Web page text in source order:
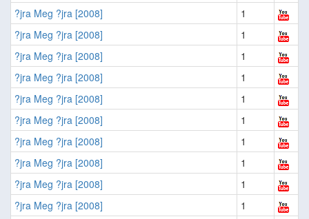
?jra Meg ?jra [2008]
1
?jra Meg ?jra [2008]
1
?jra Meg ?jra [2008]
1
?jra Meg ?jra [2008]
1
?jra Meg ?jra [2008]
1
?jra Meg ?jra [2008]
1
?jra Meg ?jra [2008]
1
?jra Meg ?jra [2008]
1
?jra Meg ?jra [2008]
1
?jra Meg ?jra [2008]
1